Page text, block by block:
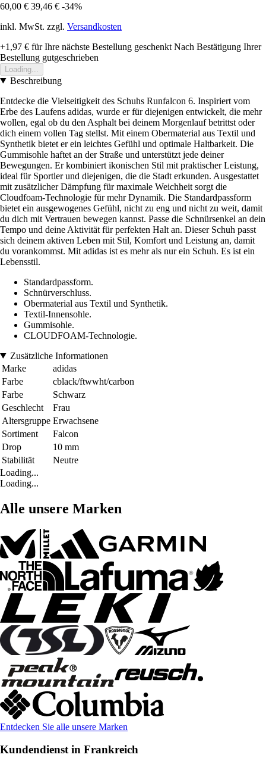
60,00 € 39,46 € -34%
inkl. MwSt. zzgl. Versandkosten
+1,97 € für Ihre nächste Bestellung geschenkt Nach Bestätigung Ihrer
Bestellung gutgeschrieben
Loading...
Beschreibung
Entdecke die Vielseitigkeit des Schuhs Runfalcon 6. Inspiriert vom
Erbe des Laufens adidas, wurde er für diejenigen entwickelt, die mehr
wollen, egal ob du den Asphalt bei deinem Morgenlauf betrittst oder
dich einem vollen Tag stellst. Mit einem Obermaterial aus Textil und
Synthetik bietet er ein leichtes Gefühl und optimale Haltbarkeit. Die
Gummisohle haftet an der Straße und unterstützt jede deiner
Bewegungen. Er kombiniert ikonischen Stil mit praktischer Leistung,
ideal für Sportler und diejenigen, die die Stadt erkunden. Ausgestattet
mit zusätzlicher Dämpfung für maximale Weichheit sorgt die
Cloudfoam-Technologie für mehr Dynamik. Die Standardpassform
bietet ein ausgewogenes Gefühl, nicht zu eng und nicht zu weit, damit
du dich mit Vertrauen bewegen kannst. Passe die Schnürsenkel an dein
Tempo und deine Aktivität für perfekten Halt an. Dieser Schuh passt
sich deinem aktiven Leben mit Stil, Komfort und Leistung an, damit
du vorankommst. Mit adidas ist es mehr als nur ein Schuh. Es ist ein
Lebensstil.
Standardpassform.
Schnürverschluss.
Obermaterial aus Textil und Synthetik.
Textil-Innensohle.
Gummisohle.
CLOUDFOAM-Technologie.
Zusätzliche Informationen
Marke
adidas
Farbe
cblack/ftwwht/carbon
Farbe
Schwarz
Geschlecht
Frau
Altersgruppe Erwachsene
Sortiment
Falcon
Drop
10 mm
Stabilität
Neutre
Loading...
Loading...
Alle unsere Marken
Entdecken Sie alle unsere Marken
Kundendienst in Frankreich